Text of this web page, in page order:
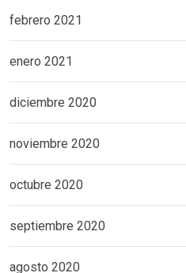
febrero 2021
enero 2021
diciembre 2020
noviembre 2020
octubre 2020
septiembre 2020
agosto 2020